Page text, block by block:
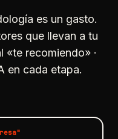
es un gasto.
que llevan a tu
«te recomiendo» ·
en cada etapa.
"